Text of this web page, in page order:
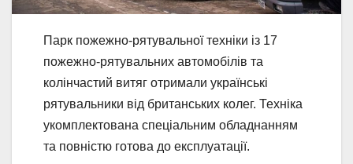
Парк пожежно-рятувальної техніки із 17
пожежно-рятувальних автомобілів та
колінчастий витяг отримали українські
рятувальники від британських колег. Техніка
укомплектована спеціальним обладнанням
та повністю готова до експлуатації.